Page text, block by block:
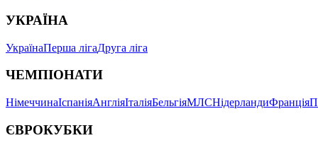
УКРАЇНА
УкраїнаПерша лігаДруга ліга
ЧЕМПІОНАТИ
НімеччинаІспаніяАнгліяІталіяБельгіяМЛСНідерландиФранція
ЄВРОКУБКИ